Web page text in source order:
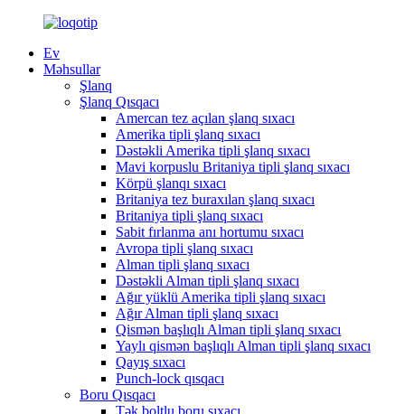
Ev
Məhsullar
Şlanq
Şlanq Qısqacı
Amercan tez açılan şlanq sıxacı
Amerika tipli şlanq sıxacı
Dəstəkli Amerika tipli şlanq sıxacı
Mavi korpuslu Britaniya tipli şlanq sıxacı
Körpü şlanqı sıxacı
Britaniya tez buraxılan şlanq sıxacı
Britaniya tipli şlanq sıxacı
Sabit fırlanma anı hortumu sıxacı
Avropa tipli şlanq sıxacı
Alman tipli şlanq sıxacı
Dəstəkli Alman tipli şlanq sıxacı
Ağır yüklü Amerika tipli şlanq sıxacı
Ağır Alman tipli şlanq sıxacı
Qismən başlıqlı Alman tipli şlanq sıxacı
Yaylı qismən başlıqlı Alman tipli şlanq sıxacı
Qayış sıxacı
Punch-lock qısqacı
Boru Qısqacı
Tək boltlu boru sıxacı